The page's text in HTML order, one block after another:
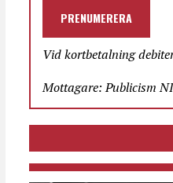
PRENUMERERA
Vid kortbetalning
Mottagare: Publicism